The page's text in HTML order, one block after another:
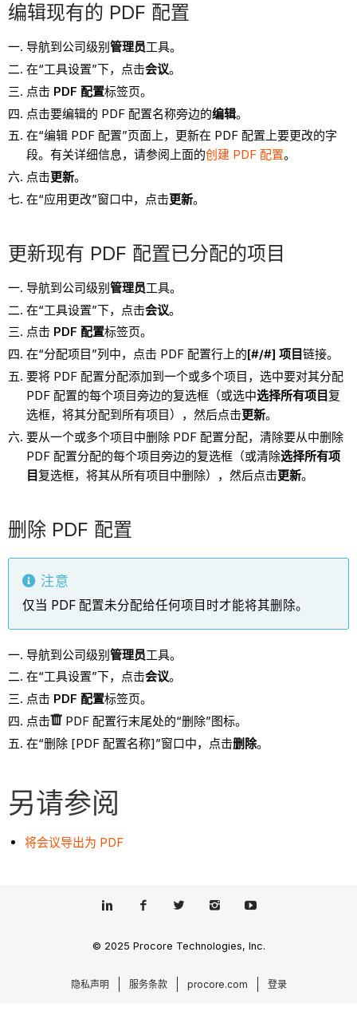
编辑现有的 PDF 配置
导航到公司级别 管理员工具。
在“工具设置”下，点击会议。
点击 PDF 配置标签页。
点击要编辑的 PDF 配置名称旁边的编辑。
在“编辑 PDF 配置”页面上，更新在 PDF 配置上要更改的字
段。有关详细信息，请参阅上面的创建 PDF 配置。
点击更新。
在“应用更改”窗口中，点击更新。
更新现有 PDF 配置已分配的项目
导航到公司级别管理员工具。
在“工具设置”下，点击会议。
点击 PDF 配置标签页。
在“分配项目”列中，点击 PDF 配置行上的[#/#] 项目链接。
要将 PDF 配置分配添加到一个或多个项目，选中要对其分配
PDF 配置的每个项目旁边的复选框（或选中选择所有项目复
选框，将其分配到所有项目），然后点击更新。
要从一个或多个项目中删除 PDF 配置分配，清除要从中删除
PDF 配置分配的每个项目旁边的复选框（或清除选择所有项
目复选框，将其从所有项目中删除），然后点击更新。
删除 PDF 配置
注意
仅当 PDF 配置未分配给任何项目时才能将其删除。
导航到公司级别管理员工具。
在“工具设置”下，点击会议。
点击 PDF 配置标签页。
点击
PDF 配置行末尾处的“删除”图标。
在“删除 [PDF 配置名称]”窗口中，点击删除。
另请参阅
将会议导出为 PDF
© 2025 Procore Technologies, Inc.
隐私声明 服务条款 procore.com 登录